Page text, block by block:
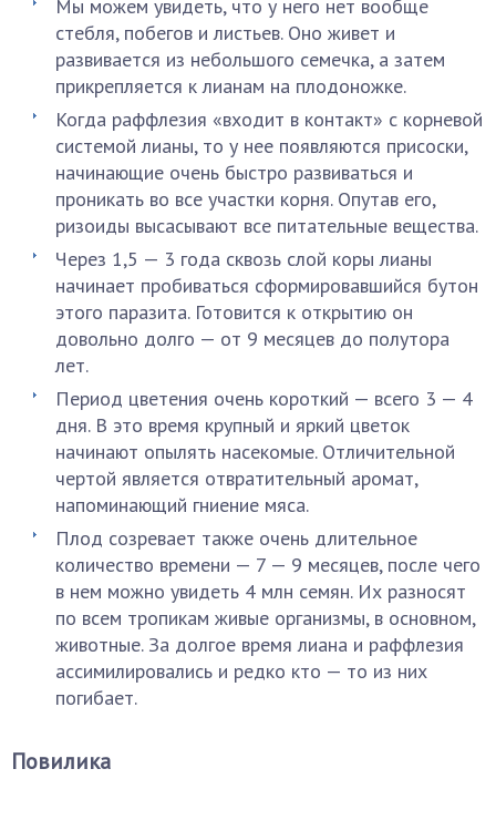
Мы можем увидеть, что у него нет вообще
стебля, побегов и листьев. Оно живет и
развивается из небольшого семечка, а затем
прикрепляется к лианам на плодоножке.
Когда раффлезия «входит в контакт» с корневой
системой лианы, то у нее появляются присоски,
начинающие очень быстро развиваться и
проникать во все участки корня. Опутав его,
ризоиды высасывают все питательные вещества.
Через 1,5 — 3 года сквозь слой коры лианы
начинает пробиваться сформировавшийся бутон
этого паразита. Готовится к открытию он
довольно долго — от 9 месяцев до полутора
лет.
Период цветения очень короткий — всего 3 — 4
дня. В это время крупный и яркий цветок
начинают опылять насекомые. Отличительной
чертой является отвратительный аромат,
напоминающий гниение мяса.
Плод созревает также очень длительное
количество времени — 7 — 9 месяцев, после чего
в нем можно увидеть 4 млн семян. Их разносят
по всем тропикам живые организмы, в основном,
животные. За долгое время лиана и раффлезия
ассимилировались и редко кто — то из них
погибает.
Повилика